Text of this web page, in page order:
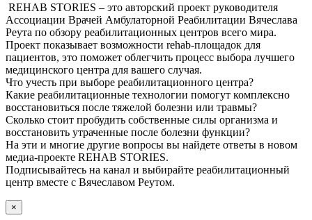
REHAB STORIES – это авторский проект руководителя
Ассоциации Врачей Амбулаторной Реабилитации Вячеслава
Реута по обзору реабилитационных центров всего мира.
Проект показывает возможности rehab-площадок для
пациентов, это поможет облегчить процесс выбора лучшего
медицинского центра для вашего случая.
Что учесть при выборе реабилитационного центра?
Какие реабилитационные технологии помогут комплексно
восстановиться после тяжелой болезни или травмы?
Сколько стоит пробудить собственные силы организма и
восстановить утраченные после болезни функции?
На эти и многие другие вопросы вы найдете ответы в новом
медиа-проекте REHAB STORIES.
Подписывайтесь на канал и выбирайте реабилитационный
центр вместе с Вячеславом Реутом.
×